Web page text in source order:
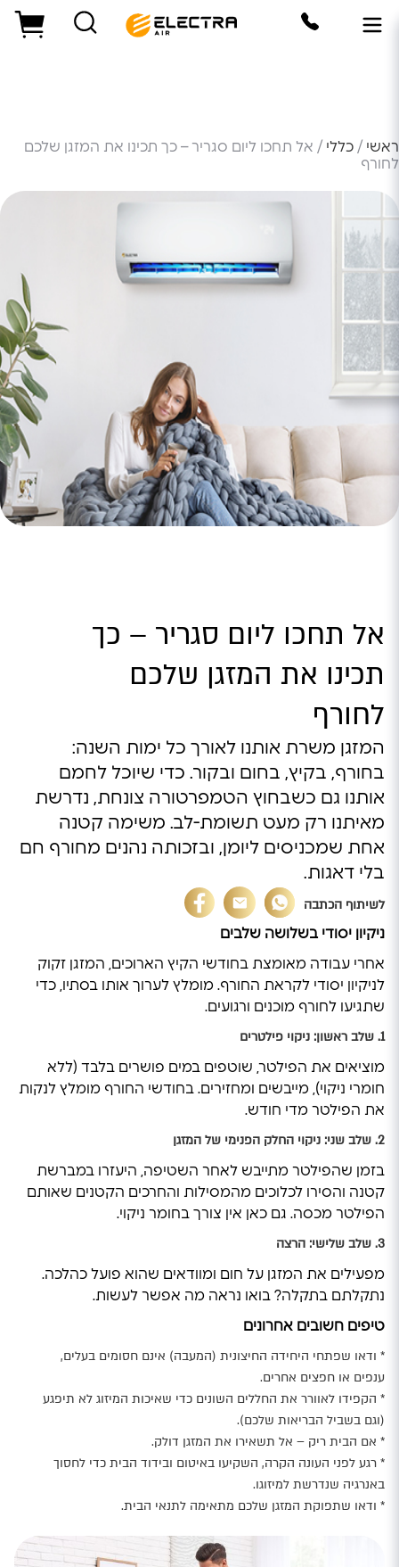
ראשי / כללי / אל תחכו ליום סגריר – כך תכינו את המזגן שלכם
לחורף
אל תחכו ליום סגריר – כך
תכינו את המזגן שלכם
לחורף
המזגן משרת אותנו לאורך כל ימות השנה:
בחורף, בקיץ, בחום ובקור. כדי שיוכל לחמם
אותנו גם כשבחוץ הטמפרטורה צונחת, נדרשת
מאיתנו רק מעט תשומת-לב. משימה קטנה
אחת שמכניסים ליומן, ובזכותה נהנים מחורף חם
בלי דאגות.
לשיתוף הכתבה
ניקיון יסודי בשלושה שלבים
אחרי עבודה מאומצת בחודשי הקיץ הארוכים, המזגן זקוק
לניקיון יסודי לקראת החורף. מומלץ לערוך אותו בסתיו, כדי
שתגיעו לחורף מוכנים ורגועים.
1. שלב ראשון: ניקוי פילטרים
מוציאים את הפילטר, שוטפים במים פושרים בלבד (ללא
חומרי ניקוי), מייבשים ומחזירים. בחודשי החורף מומלץ לנקות
את הפילטר מדי חודש.
2. שלב שני: ניקוי החלק הפנימי של המזגן
בזמן שהפילטר מתייבש לאחר השטיפה, היעזרו במברשת
קטנה והסירו לכלוכים מהמסילות והחרכים הקטנים שאותם
הפילטר מכסה. גם כאן אין צורך בחומר ניקוי.
3. שלב שלישי: הרצה
מפעילים את המזגן על חום ומוודאים שהוא פועל כהלכה.
נתקלתם בתקלה? בואו נראה מה אפשר לעשות.
טיפים חשובים אחרונים
* ודאו שפתחי היחידה החיצונית (המעבה) אינם חסומים בעלים,
ענפים או חפצים אחרים.
* הקפידו לאוורר את החללים השונים כדי שאיכות המיזוג לא תיפגע
(וגם בשביל הבריאות שלכם).
* אם הבית ריק – אל תשאירו את המזגן דולק.
* רגע לפני העונה הקרה, השקיעו באיטום ובידוד הבית כדי לחסוך
באנרגיה שנדרשת למיזוגו.
* ודאו שתפוקת המזגן שלכם מתאימה לתנאי הבית.